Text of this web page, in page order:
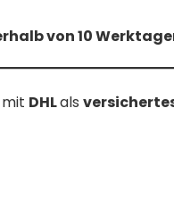
von 10
DHLals